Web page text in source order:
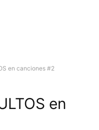
en canciones #2
en